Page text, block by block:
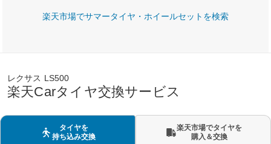
楽天市場でサマータイヤ・ホイールセットを検索
レクサス LS500
楽天Carタイヤ交換サービス
タイヤを
持ち込み交換
楽天市場でタイヤを
購入＆交換